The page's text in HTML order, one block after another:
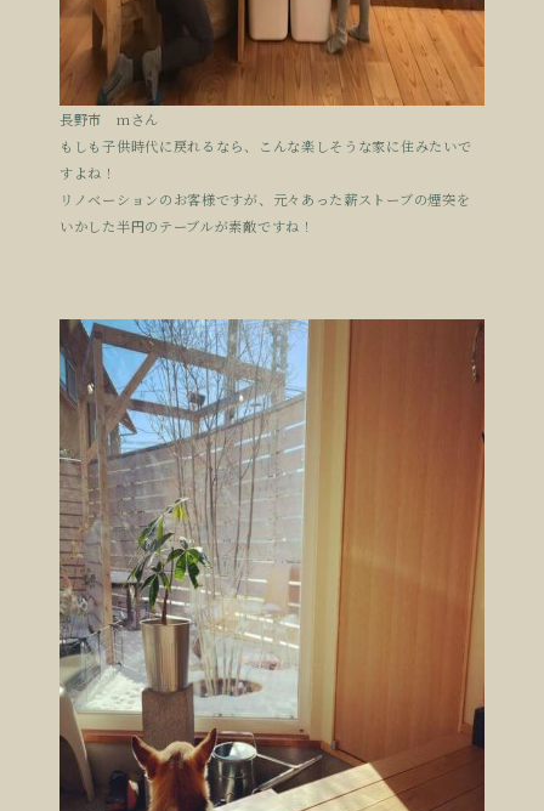
長野市 mさん
もしも子供時代に戻れるなら、こんな楽しそうな家に住みたいで
すよね！
リノベーションのお客様ですが、元々あった薪ストーブの煙突を
いかした半円のテーブルが素敵ですね！